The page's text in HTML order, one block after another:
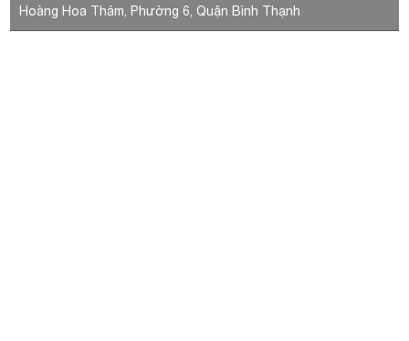
Hoàng Hoa Thám, Phường 6, Quận Bình Thạnh